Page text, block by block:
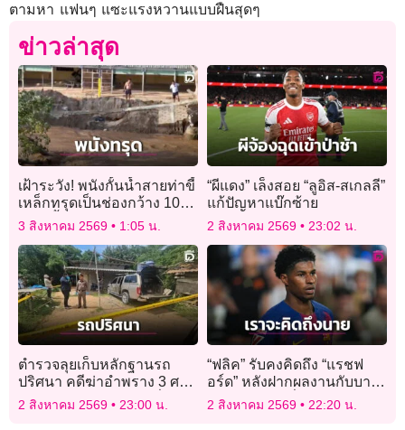
ตามหา แฟนๆ แซะแรงหวานแบบฝืนสุดๆ
ข่าวล่าสุด
เฝ้าระวัง! พนังกั้นน้ำสายท่าขี้
เหล็กทรุดเป็นช่องกว้าง 10
เมตรน้ำป่าทะลักท่วม
3 สิงหาคม 2569 1:05 น.
“ผีแดง” เล็งสอย “ลูอิส-สเกลลี”
แก้ปัญหาแบ๊กซ้าย
2 สิงหาคม 2569 23:02 น.
ตำรวจลุยเก็บหลักฐานรถ
ปริศนา คดีฆ่าอำพราง 3 ศพ
ฝังดิน เร่งหาหลักฐานเชื่อม
2 สิงหาคม 2569 23:00 น.
“ฟลิค” รับคงคิดถึง “แรชฟ
อร์ด” หลังฝากผลงานกับบาร์
ซาอย่างยอดเยี่ยม
2 สิงหาคม 2569 22:20 น.